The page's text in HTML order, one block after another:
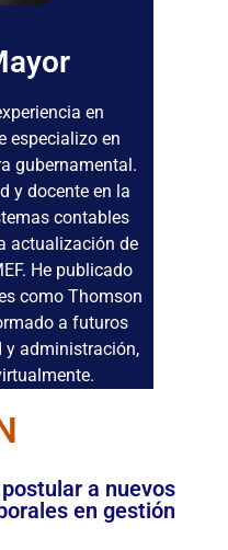
en
especializo en
gubernamental.
y docente en la
contables
actualización de
He publicado
como Thomson
a futuros
y administración,
a nuevos
en gestión